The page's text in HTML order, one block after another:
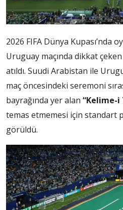
2026 FIFA Dünya Kupası’nda
Uruguay maçında dikkat
atıldı. Suudi Arabistan ile
maç öncesindeki seremoni
bayrağında yer alan “Kelime-i
temas etmemesi için standart
görüldü.